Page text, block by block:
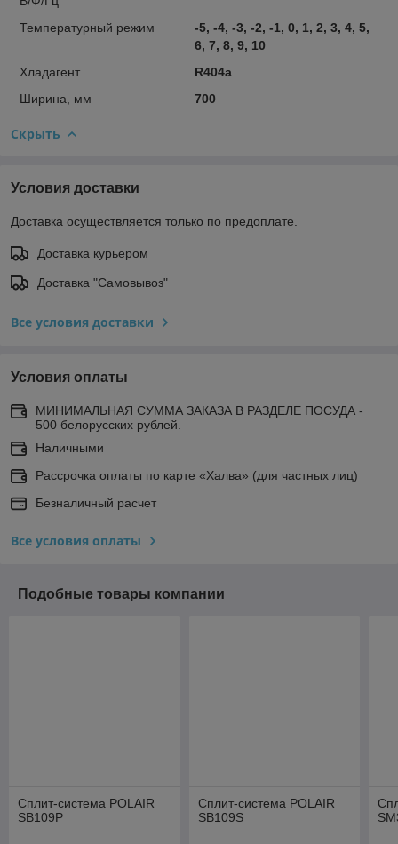
Температурный режим
-5, -4, -3, -2, -1, 0, 1, 2, 3, 4, 5,
6, 7, 8, 9, 10
Хладагент
R404a
Ширина, мм
700
Скрыть
Условия доставки
Доставка осуществляется только по предоплате.
Доставка курьером
Доставка "Самовывоз"
Все условия доставки
Условия оплаты
МИНИМАЛЬНАЯ СУММА ЗАКАЗА В РАЗДЕЛЕ ПОСУДА -
500 белорусских рублей.
Наличными
Рассрочка оплаты по карте «Халва» (для частных лиц)
Безналичный расчет
Все условия оплаты
Подобные товары компании
Сплит-система POLAIR
SB109P
Сплит-система POLAIR
SB109S